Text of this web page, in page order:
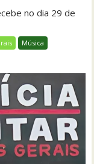
no dia 29 de
Música